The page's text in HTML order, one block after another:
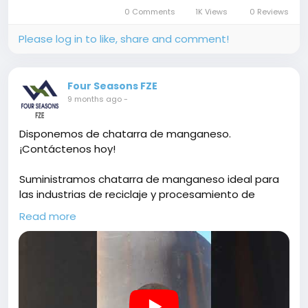
0 Comments 1K Views 0 Reviews
Please log in to like, share and comment!
Four Seasons FZE
9 months ago-
Disponemos de chatarra de manganeso.
¡Contáctenos hoy!
Suministramos chatarra de manganeso ideal para
las industrias de reciclaje y procesamiento de
metales. Stock constante, suministro fiable y
entrega puntual. Perfecto para compradores que
buscan cantidades regulares. Contáctenos para
consultar precios y disponibilidad.
Material: Desechos de manganeso
Código de oferta: ASME0230102574
Read more